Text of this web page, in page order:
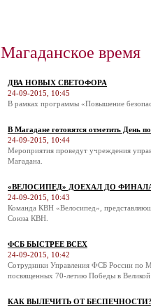
Магаданское время
ДВА НОВЫХ СВЕТОФОРА
24-09-2015, 10:45
В рамках программы «Повышение
В Магадане готовятся отметить День
24-09-2015, 10:44
Мероприятия проведут учреждения
Магадана.
«ВЕЛОСИПЕД» ДОЕХАЛ ДО
24-09-2015, 10:43
Команда КВН «Велосипед»,
Союза КВН.
ФСБ БЫСТРЕЕ ВСЕХ
24-09-2015, 10:42
Сотрудники Управления ФСБ России по
посвященных 70-летию Победы в Великой
КАК ВЫЛЕЧИТЬ ОТ БЕСПЕЧНОСТИ?